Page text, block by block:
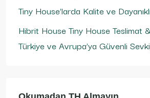
Tiny House’larda Kalite ve
Hibrit House Tiny House Teslimat
Türkiye ve Avrupa’ya Güvenli